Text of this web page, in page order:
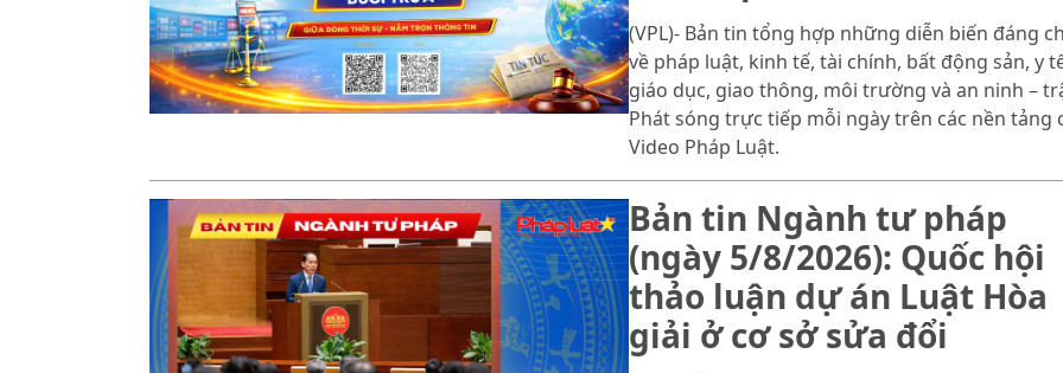
(VPL)- Bản tin tổng hợp những diễn biến đáng
về pháp luật, kinh tế, tài chính, bất động sản, y
giáo dục, giao thông, môi trường và an ninh –
Phát sóng trực tiếp mỗi ngày trên các nền tảng
Video Pháp Luật.
Bản tin Ngành tư pháp
(ngày 5/8/2026): Quốc hội
thảo luận dự án Luật Hòa
giải ở cơ sở sửa đổi